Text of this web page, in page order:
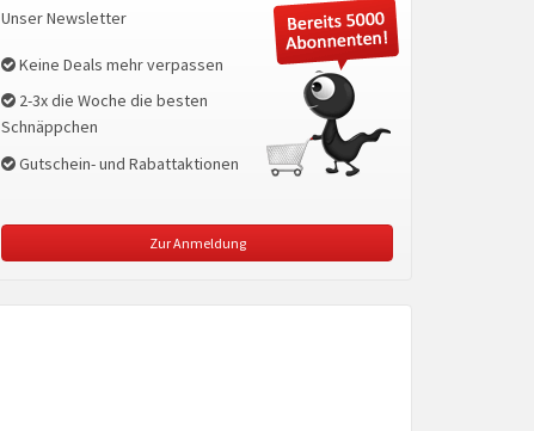
Unser Newsletter
Keine Deals mehr verpassen
2-3x die Woche die besten
Schnäppchen
Gutschein- und Rabattaktionen
Zur Anmeldung